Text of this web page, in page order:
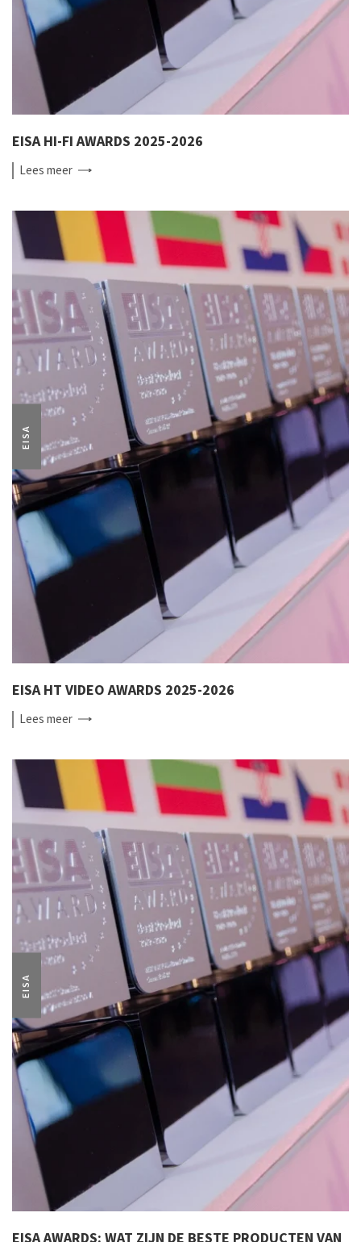
EISA HI-FI AWARDS 2025-2026
Leesmeer
EISA
EISA HT VIDEO AWARDS 2025-2026
Leesmeer
EISA